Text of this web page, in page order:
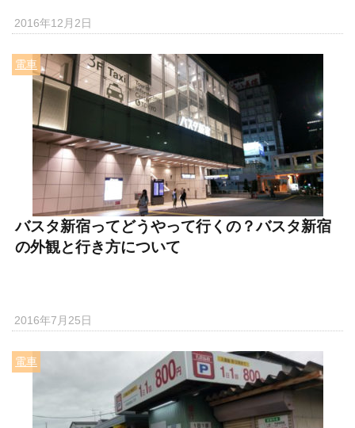
2016年12月2日
電車
バスタ新宿ってどうやって行くの？バスタ新宿
の外観と行き方について
2016年7月25日
電車